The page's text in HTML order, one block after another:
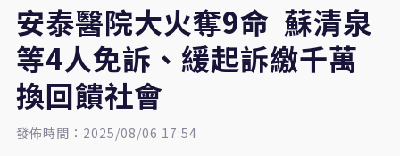
安泰醫院大火奪9命 蘇清泉
等4人免訴、緩起訴繳千萬
換回饋社會
發佈時間：2025/08/06 17:54